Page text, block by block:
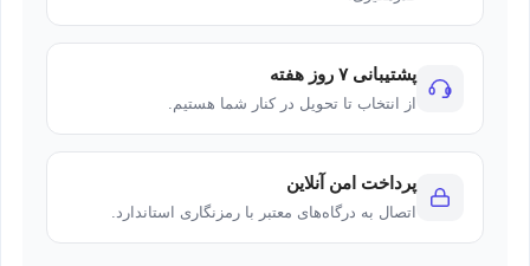
پشتیبانی ۷ روز هفته
از انتخاب تا تحویل در کنار شما هستیم.
پرداخت امن آنلاین
اتصال به درگاه‌های معتبر با رمزنگاری استاندارد.